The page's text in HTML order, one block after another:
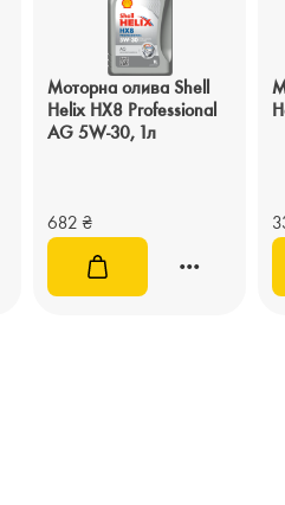
Моторна олива Shell
Helix HX8 Professional
AG 5W-30, 1л
682 ₴